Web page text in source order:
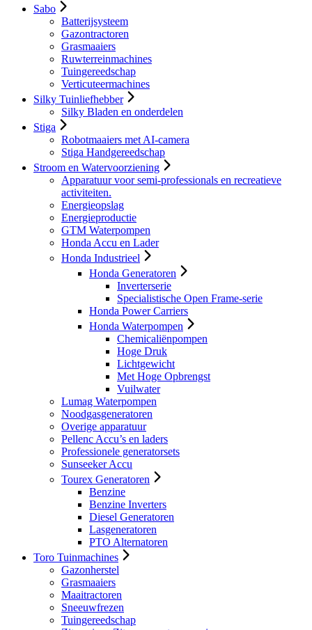
Sabo
Batterijsysteem
Gazontractoren
Grasmaaiers
Ruwterreinmachines
Tuingereedschap
Verticuteermachines
Silky Tuinliefhebber
Silky Bladen en onderdelen
Stiga
Robotmaaiers met AI-camera
Stiga Handgereedschap
Stroom en Watervoorziening
Apparatuur voor semi-professionals en recreatieve
activiteiten.
Energieopslag
Energieproductie
GTM Waterpompen
Honda Accu en Lader
Honda Industrieel
Honda Generatoren
Inverterserie
Specialistische Open Frame-serie
Honda Power Carriers
Honda Waterpompen
Chemicaliënpompen
Hoge Druk
Lichtgewicht
Met Hoge Opbrengst
Vuilwater
Lumag Waterpompen
Noodgasgeneratoren
Overige apparatuur
Pellenc Accu’s en laders
Professionele generatorsets
Sunseeker Accu
Tourex Generatoren
Benzine
Benzine Inverters
Diesel Generatoren
Lasgeneratoren
PTO Alternatoren
Toro Tuinmachines
Gazonherstel
Grasmaaiers
Maaitractoren
Sneeuwfrezen
Tuingereedschap